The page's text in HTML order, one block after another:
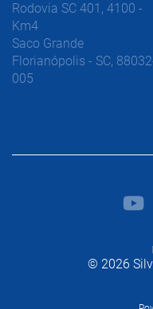
Rodovia SC 401, 4100 -
Km4
Saco Grande
Florianópolis - SC,
005
© 2026